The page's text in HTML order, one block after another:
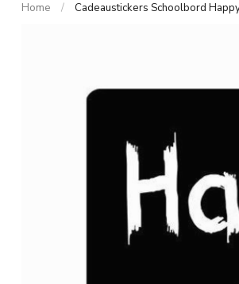
Home / Cadeaustickers Schoolbord